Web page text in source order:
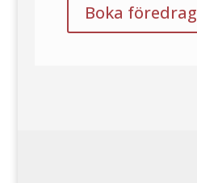
Boka föredrag